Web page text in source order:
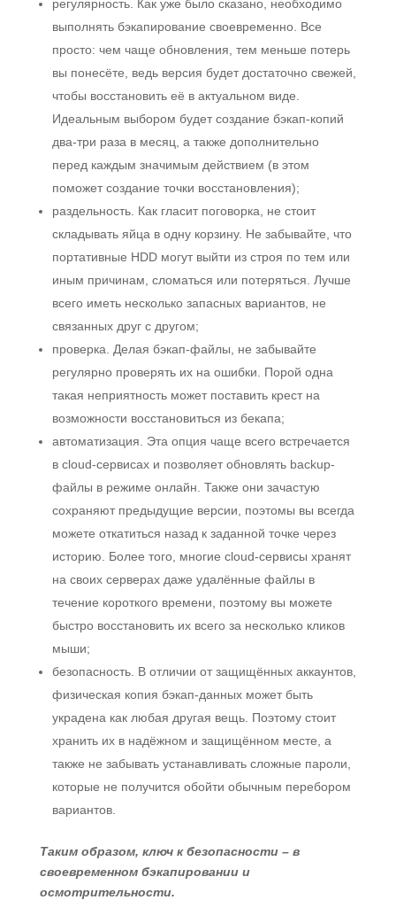
регулярность. Как уже было сказано, необходимо
выполнять бэкапирование своевременно. Все
просто: чем чаще обновления, тем меньше потерь
вы понесёте, ведь версия будет достаточно свежей,
чтобы восстановить её в актуальном виде.
Идеальным выбором будет создание бэкап-копий
два-три раза в месяц, а также дополнительно
перед каждым значимым действием (в этом
поможет создание точки восстановления);
раздельность. Как гласит поговорка, не стоит
складывать яйца в одну корзину. Не забывайте, что
портативные HDD могут выйти из строя по тем или
иным причинам, сломаться или потеряться. Лучше
всего иметь несколько запасных вариантов, не
связанных друг с другом;
проверка. Делая бэкап-файлы, не забывайте
регулярно проверять их на ошибки. Порой одна
такая неприятность может поставить крест на
возможности восстановиться из бекапа;
автоматизация. Эта опция чаще всего встречается
в cloud-сервисах и позволяет обновлять backup-
файлы в режиме онлайн. Также они зачастую
сохраняют предыдущие версии, поэтомы вы всегда
можете откатиться назад к заданной точке через
историю. Более того, многие cloud-сервисы хранят
на своих серверах даже удалённые файлы в
течение короткого времени, поэтому вы можете
быстро восстановить их всего за несколько кликов
мыши;
безопасность. В отличии от защищённых аккаунтов,
физическая копия бэкап-данных может быть
украдена как любая другая вещь. Поэтому стоит
хранить их в надёжном и защищённом месте, а
также не забывать устанавливать сложные пароли,
которые не получится обойти обычным перебором
вариантов.
Таким образом, ключ к безопасности – в
своевременном бэкапировании и
осмотрительности.